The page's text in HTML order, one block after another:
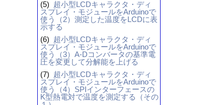
(5) 超小型LCDキャラクタ・ディ
スプレイ・モジュールをArduinoで
使う（2）測定した温度をLCDに表
示する
(6) 超小型LCDキャラクタ・ディ
スプレイ・モジュールをArduinoで
使う（3）A-Dコンバータの基準電
圧を変更して分解能を上げる
(7) 超小型LCDキャラクタ・ディ
スプレイ・モジュールをArduinoで
使う（4）SPIインターフェースの
K型熱電対で温度を測定する（その